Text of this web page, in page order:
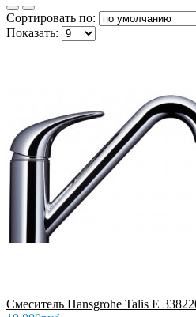
Сортировать по:
Показать:
Смеситель Hansgrohe Talis E